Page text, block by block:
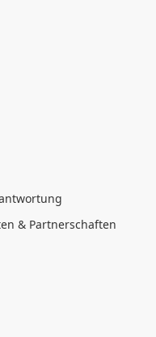
& Partnerschaften